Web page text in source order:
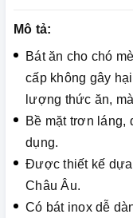
Mô tả:
Bát ăn cho chó
cấp không gây
lượng thức ăn,
Bề mặt trơn láng,
dụng.
Được thiết kế
Châu Âu.
Có bát inox dễ